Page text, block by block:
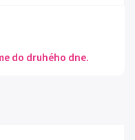
do druhého dne.